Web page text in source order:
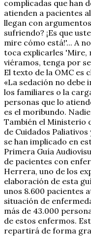
complicadas que han
atienden a pacientes
llegan con
sufriendo? ¡Es que
mire cómo está!'... A
toca explicarles 'Mire,
viéramos, tenga por
El texto de la OMC es
«La sedación no debe
los familiares o la
personas que lo
es el moribundo.
También el Ministerio
de Cuidados
se han implicado en
Primera Guía
de pacientes con
Herrera, uno de los
elaboración de esta
unos 8.600 pacientes
situación de
más de 43.000
de estos enfermos.
repartirá de forma